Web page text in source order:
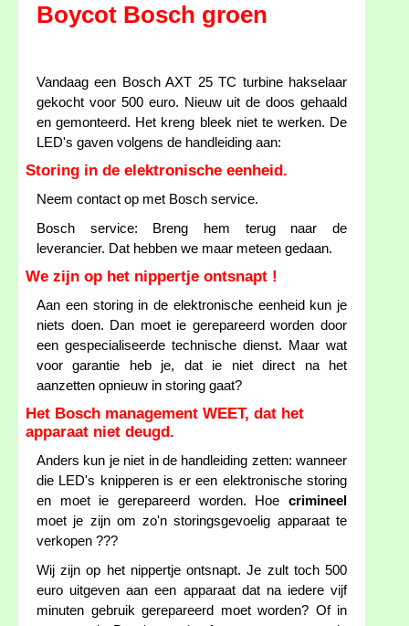
Boycot Bosch groen
Vandaag een Bosch AXT 25 TC turbine hakselaar
gekocht voor 500 euro. Nieuw uit de doos gehaald
en gemonteerd. Het kreng bleek niet te werken. De
LED's gaven volgens de handleiding aan:
Storing in de elektronische eenheid.
Neem contact op met Bosch service.
Bosch service: Breng hem terug naar de
leverancier. Dat hebben we maar meteen gedaan.
We zijn op het nippertje ontsnapt !
Aan een storing in de elektronische eenheid kun je
niets doen. Dan moet ie gerepareerd worden door
een gespecialiseerde technische dienst. Maar wat
voor garantie heb je, dat ie niet direct na het
aanzetten opnieuw in storing gaat?
Het Bosch management WEET, dat het
apparaat niet deugd.
Anders kun je niet in de handleiding zetten: wanneer
die LED's knipperen is er een elektronische storing
en moet ie gerepareerd worden. Hoe crimineel
moet je zijn om zo'n storingsgevoelig apparaat te
verkopen ???
Wij zijn op het nippertje ontsnapt. Je zult toch 500
euro uitgeven aan een apparaat dat na iedere vijf
minuten gebruik gerepareerd moet worden? Of in